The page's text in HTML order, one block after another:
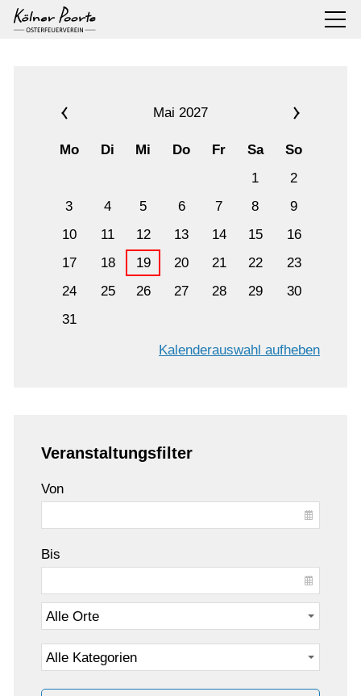
Mai 2027
Mo Di Mi Do Fr Sa
So
1
2
3
4 5 6 7 8
9
10
11 12 13 14 15
16
17
18 19 20 21 22
23
24
25 26 27 28 29
30
31
Kalenderauswahl aufheben
Veranstaltungsfilter
Von
Bis